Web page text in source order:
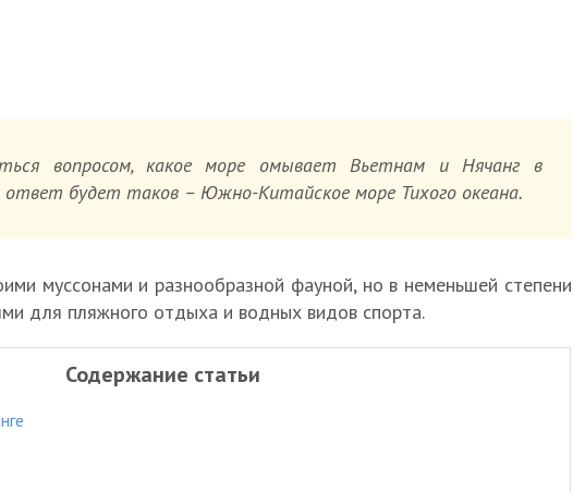
вопросом, какое море омывает Вьетнам и Нячанг в
будет таков – Южно-Китайское море Тихого океана.
муссонами и разнообразной фауной, но в неменьшей степени
для пляжного отдыха и водных видов спорта.
Содержание статьи